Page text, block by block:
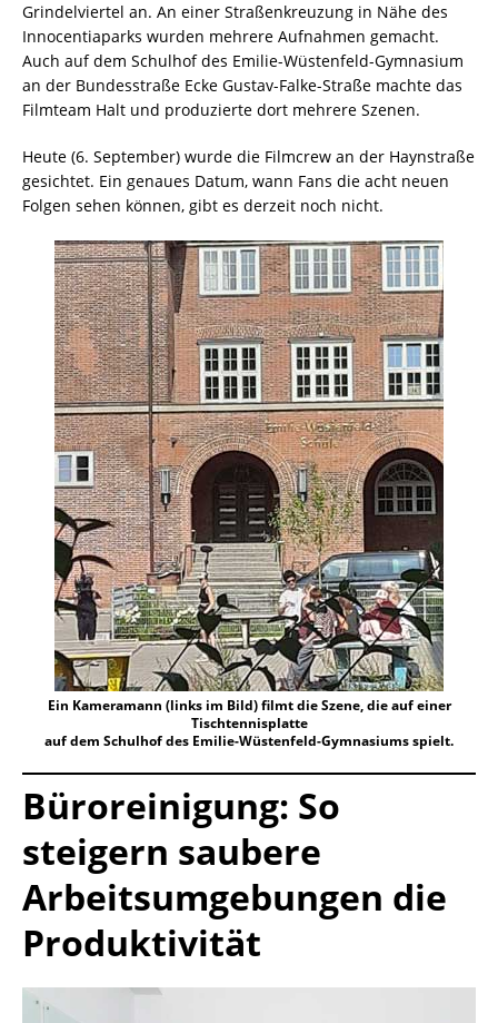
Grindelviertel an. An einer Straßenkreuzung in Nähe des
Innocentiaparks wurden mehrere Aufnahmen gemacht.
Auch auf dem Schulhof des Emilie-Wüstenfeld-Gymnasium
an der Bundesstraße Ecke Gustav-Falke-Straße machte das
Filmteam Halt und produzierte dort mehrere Szenen.
Heute (6. September) wurde die Filmcrew an der Haynstraße
gesichtet. Ein genaues Datum, wann Fans die acht neuen
Folgen sehen können, gibt es derzeit noch nicht.
Ein Kameramann (links im Bild) filmt die Szene, die auf einer
Tischtennisplatte
auf dem Schulhof des Emilie-Wüstenfeld-Gymnasiums spielt.
Büroreinigung: So
steigern saubere
Arbeitsumgebungen die
Produktivität